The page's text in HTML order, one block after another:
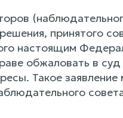
принятого
настоящим
обжаловать в
Такое